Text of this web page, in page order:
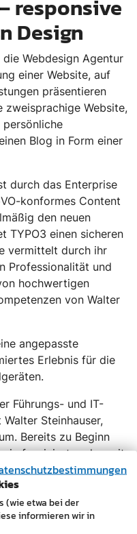
responsive
Design
Webdesign Agentur
einer Website, auf
präsentieren
zweisprachige Website,
Blog in Form einer
durch das Enterprise
konformes Content
den neuen
TYPO3 einen sicheren
vermittelt durch ihr
Professionalität und
hochwertigen
von Walter
angepasste
Erlebnis für die
Führungs- und IT-
Steinhauser,
Bereits zu Beginn
fasziniert und somit
Berufserfahrung
Motivation zur
Als CIO verbindet
Technologien mit
(wie etwa bei der
informieren wir in